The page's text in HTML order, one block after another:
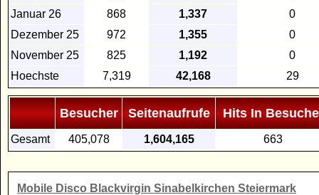
Januar 26
868 1,337
0
Dezember 25
972 1,355
0
November 25
825 1,192
0
Hoechste
7,319 42,168 29
Besucher Seitenaufrufe Hits In
Gesamt 405,078 1,604,165 663
Mobile Disco Blackvirgin Sinabelkirchen Steiermark